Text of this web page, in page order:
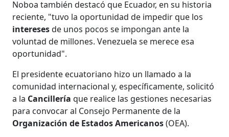
Noboa también destacó que Ecuador, en su historia
reciente, "tuvo la oportunidad de impedir que los
interesesde unos pocos se impongan ante la
voluntad de millones. Venezuela se merece esa
oportunidad".
El presidente ecuatoriano hizo un llamado a la
comunidad internacional y, específicamente, solicitó
a la Cancillería que realice las gestiones necesarias
para convocar al Consejo Permanente de la
Organización de Estados Americanos(OEA).